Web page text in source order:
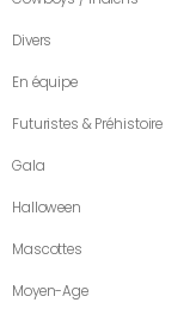
Divers
En équipe
Futuristes & Préhistoire
Gala
Halloween
Mascottes
Moyen-Age